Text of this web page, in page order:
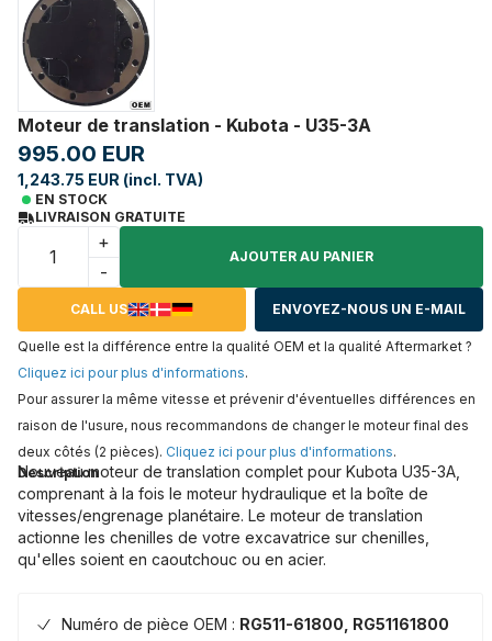
Moteur de translation - Kubota - U35-3A
995.00 EUR
1,243.75 EUR (incl. TVA)
EN STOCK
LIVRAISON GRATUITE
+
-
AJOUTER AU PANIER
CALL US ENVOYEZ-NOUS UN E-MAIL
Quelle est la différence entre la qualité OEM et la qualité Aftermarket ?
Cliquez ici pour plus d'informations.
Pour assurer la même vitesse et prévenir d'éventuelles différences en
raison de l'usure, nous recommandons de changer le moteur final des
deux côtés (2 pièces). Cliquez ici pour plus d'informations.
Description
Nouveau moteur de translation complet pour Kubota U35-3A,
comprenant à la fois le moteur hydraulique et la boîte de
vitesses/engrenage planétaire. Le moteur de translation
actionne les chenilles de votre excavatrice sur chenilles,
qu'elles soient en caoutchouc ou en acier.
Numéro de pièce OEM : RG511-61800, RG51161800